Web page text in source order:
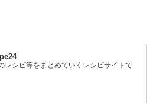
レシピ等をまとめていくレシピサイトで